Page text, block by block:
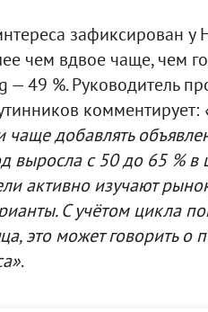
зафиксирован у
чем вдвое чаще, чем
— 49 %. Руководитель
комментирует:
чаще добавлять
выросла с 50 до 65 % в
активно изучают
С учётом цикла
это может говорить
.